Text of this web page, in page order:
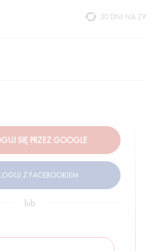
30 DNI NA
lub